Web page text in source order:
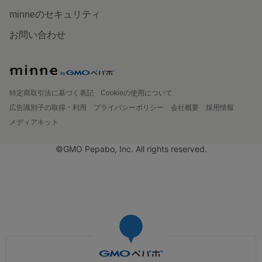
minneのセキュリティ
お問い合わせ
特定商取引法に基づく表記
Cookieの使用について
広告識別子の取得・利用
プライバシーポリシー 会社概要
採用情報
メディアキット
©GMO Pepabo, Inc. All rights reserved.